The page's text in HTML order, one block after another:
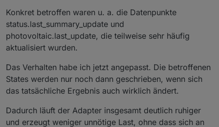
Konkret betroffen waren u. a. die Datenpunkte
status.last_summary_update und
photovoltaic.last_update, die teilweise sehr häufig
aktualisiert wurden.
Das Verhalten habe ich jetzt angepasst. Die betroffenen
States werden nur noch dann geschrieben, wenn sich
das tatsächliche Ergebnis auch wirklich ändert.
Dadurch läuft der Adapter insgesamt deutlich ruhiger
und erzeugt weniger unnötige Last, ohne dass sich an